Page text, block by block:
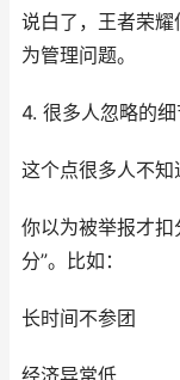
说白了，王者荣
为管理问题。
4. 很多人忽略的
这个点很多人不知
你以为被举报才
分”。比如：
长时间不参团